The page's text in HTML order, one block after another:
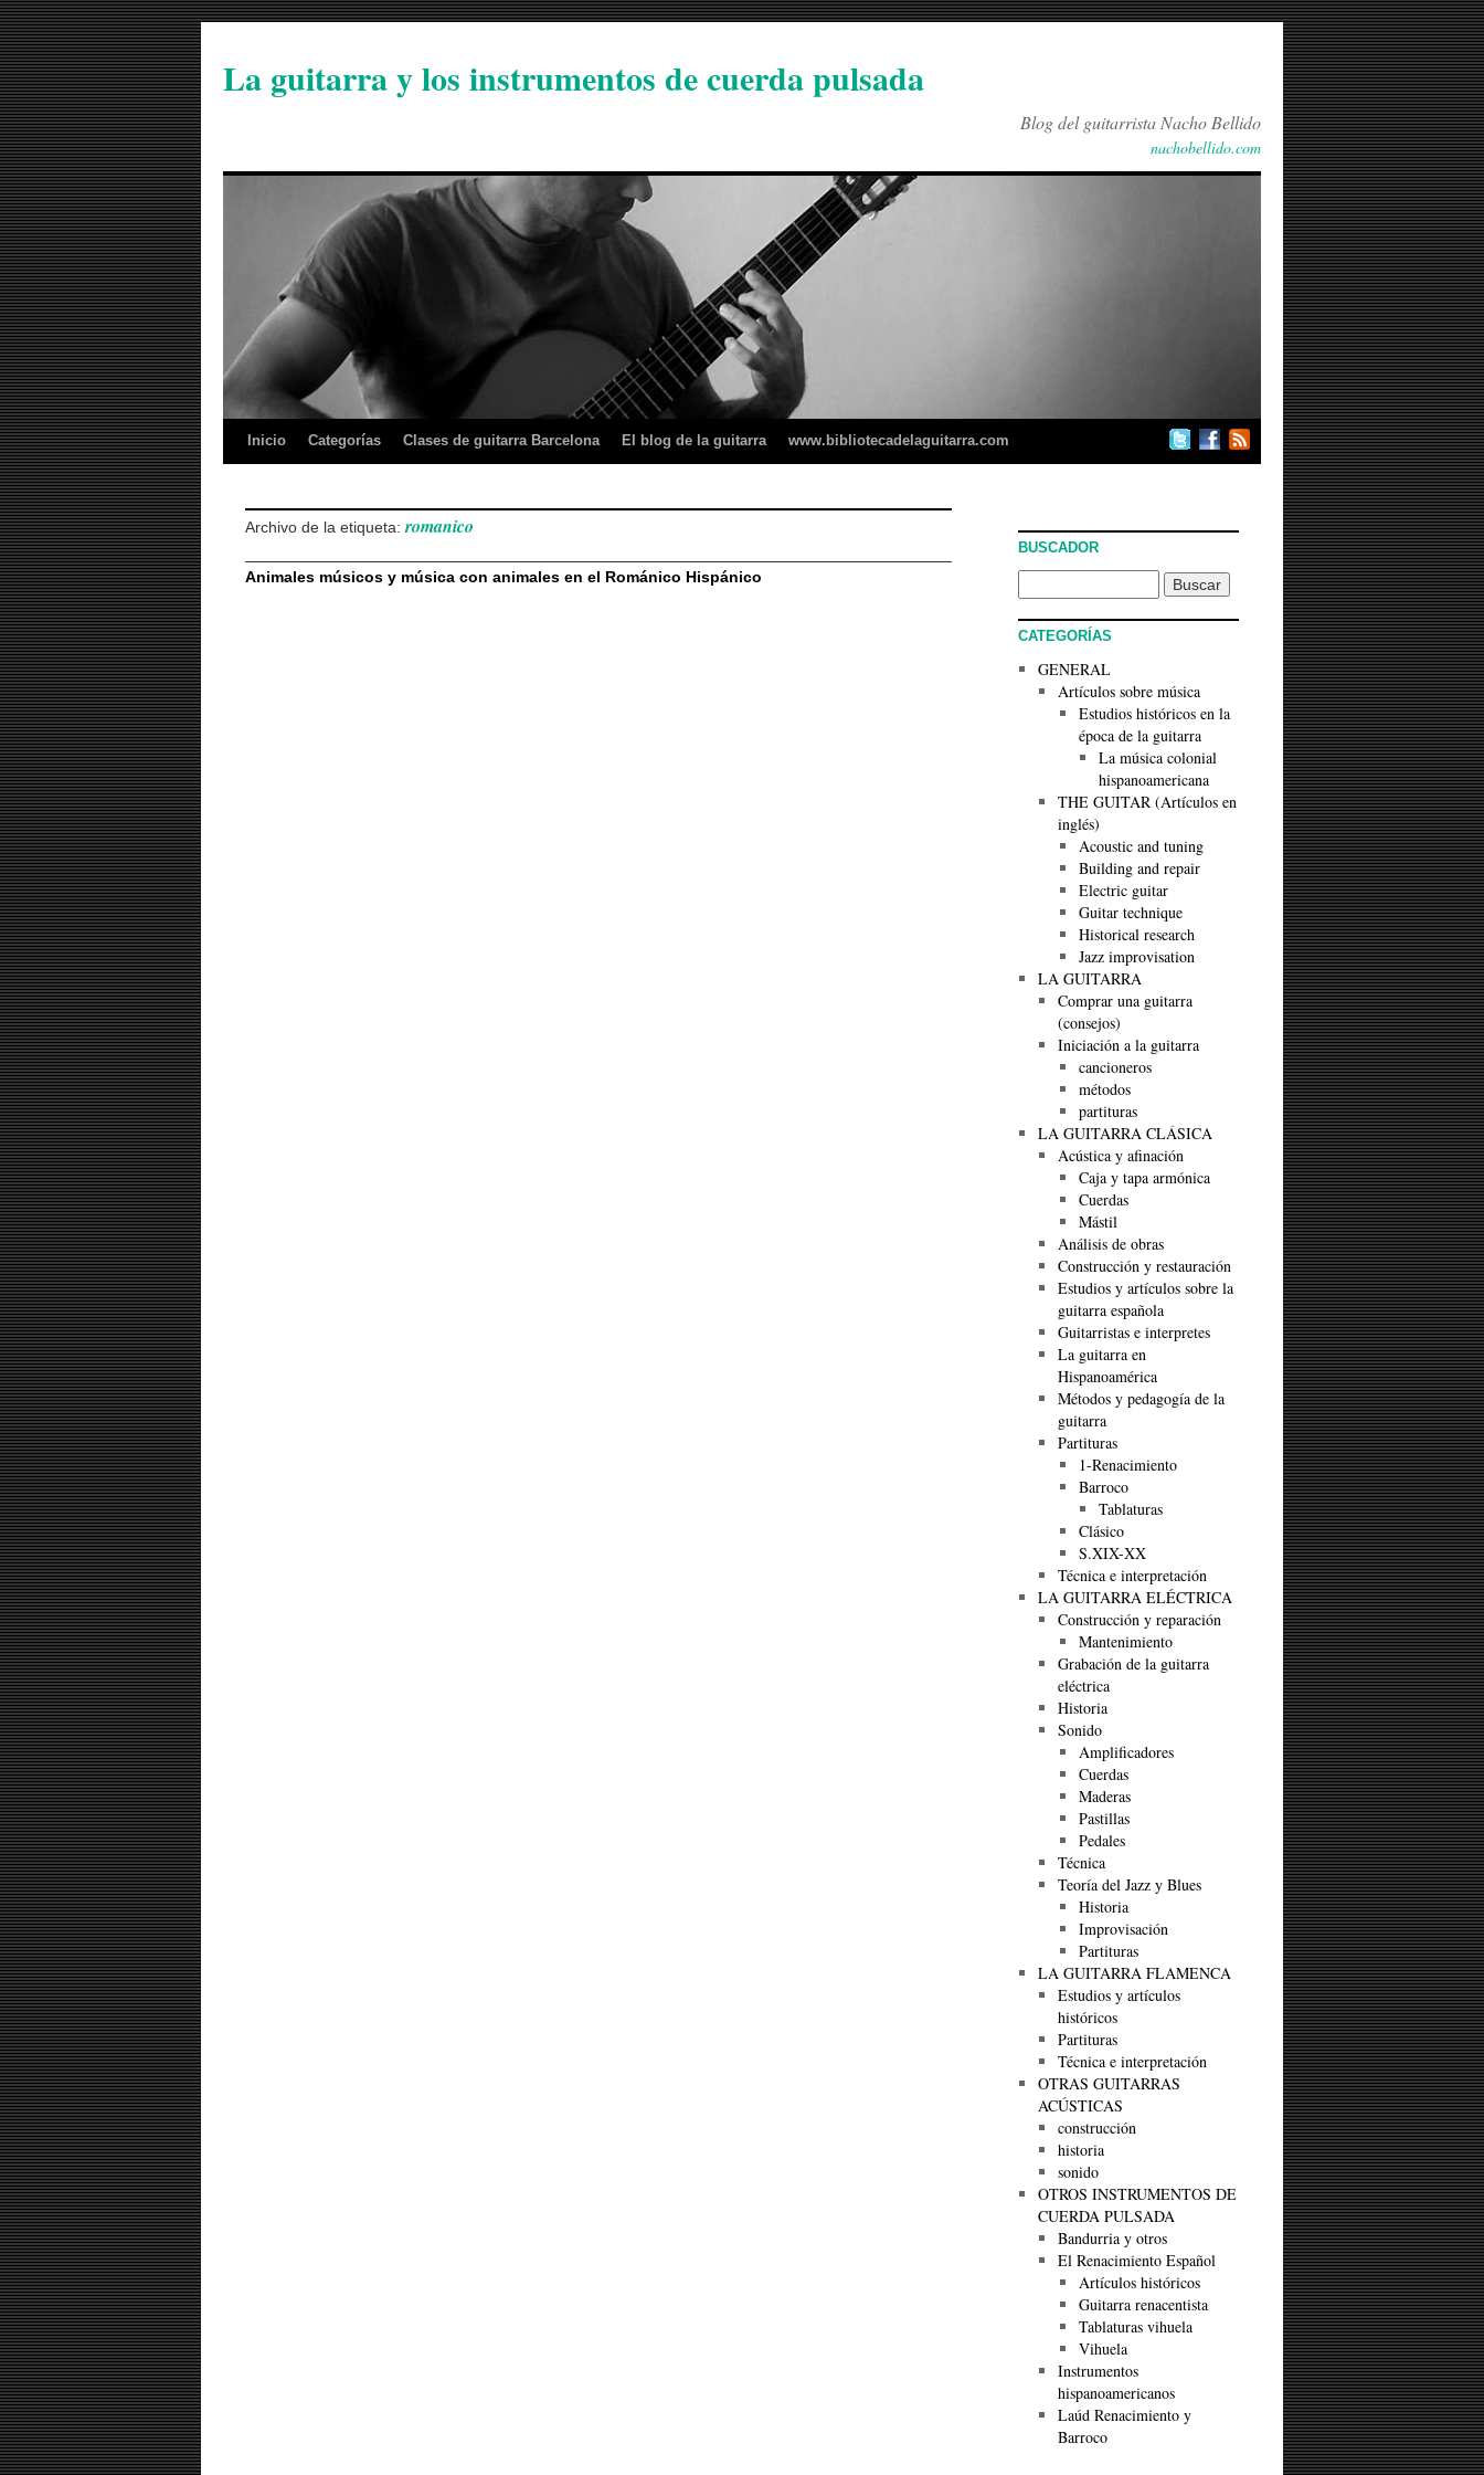
La guitarra y los instrumentos de cuerda pulsada
Blog del guitarrista Nacho Bellido
nachobellido.com
Inicio Categorías Clases de guitarra Barcelona El blog de la guitarra www.bibliotecadelaguitarra.com
Archivo de la etiqueta: romanico
Animales músicos y música con animales en el Románico Hispánico
BUSCADOR
CATEGORÍAS
GENERAL
Artículos sobre música
Estudios históricos en la
época de la guitarra
La música colonial
hispanoamericana
THE GUITAR (Artículos en
inglés)
Acoustic and tuning
Building and repair
Electric guitar
Guitar technique
Historical research
Jazz improvisation
LA GUITARRA
Comprar una guitarra
(consejos)
Iniciación a la guitarra
cancioneros
métodos
partituras
LA GUITARRA CLÁSICA
Acústica y afinación
Caja y tapa armónica
Cuerdas
Mástil
Análisis de obras
Construcción y restauración
Estudios y artículos sobre la
guitarra española
Guitarristas e interpretes
La guitarra en
Hispanoamérica
Métodos y pedagogía de la
guitarra
Partituras
1-Renacimiento
Barroco
Tablaturas
Clásico
S.XIX-XX
Técnica e interpretación
LA GUITARRA ELÉCTRICA
Construcción y reparación
Mantenimiento
Grabación de la guitarra
eléctrica
Historia
Sonido
Amplificadores
Cuerdas
Maderas
Pastillas
Pedales
Técnica
Teoría del Jazz y Blues
Historia
Improvisación
Partituras
LA GUITARRA FLAMENCA
Estudios y artículos
históricos
Partituras
Técnica e interpretación
OTRAS GUITARRAS
ACÚSTICAS
construcción
historia
sonido
OTROS INSTRUMENTOS DE
CUERDA PULSADA
Bandurria y otros
El Renacimiento Español
Artículos históricos
Guitarra renacentista
Tablaturas vihuela
Vihuela
Instrumentos
hispanoamericanos
Laúd Renacimiento y
Barroco